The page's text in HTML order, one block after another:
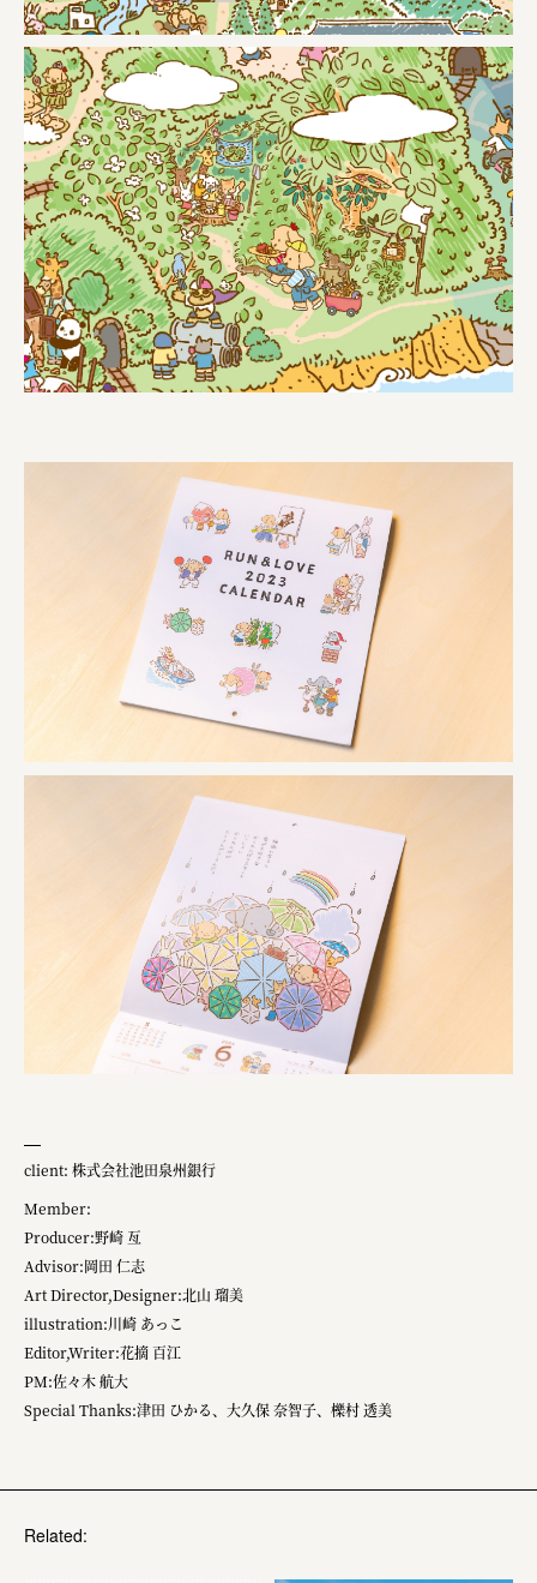
client: 株式会社池田泉州銀行
Member:
Producer:野崎 亙
Advisor:岡田 仁志
Art Director,Designer:北山 瑠美
illustration:川崎 あっこ
Editor,Writer:花摘 百江
PM:佐々木 航大
Special Thanks:津田 ひかる、大久保 奈智子、櫟村 透美
Related: